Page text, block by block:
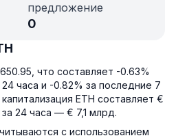
предложение
0
что составляет -0.63%
часа и -0.82% за последние 7
ETH составляет €
24 часа — € 7,1 млрд.
с использованием